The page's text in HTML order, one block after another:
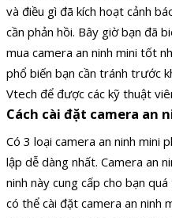
và điều gì đã kích hoạt cảnh
cần phản hồi. Bây giờ bạn đã
mua camera an ninh mini tốt
phổ biến bạn cần tránh trước
Vtech để được các kỹ thuật
Cách cài đặt camera an
Có 3 loại camera an ninh mini
lập dễ dàng nhất. Camera an
ninh này cung cấp cho bạn
có thể cài đặt camera an ninh